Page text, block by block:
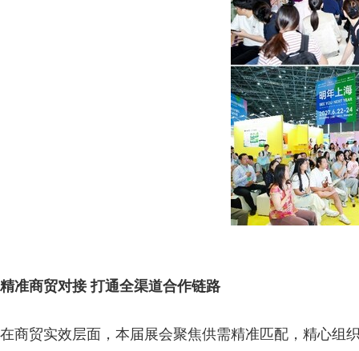
精准商贸对接 打通全渠道合作链路
在商贸实效层面，本届展会聚焦供需精准匹配，精心组